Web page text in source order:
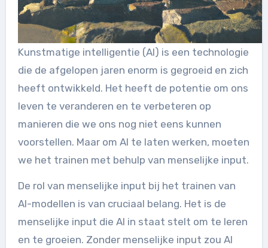
Kunstmatige intelligentie (AI) is een technologie
die de afgelopen jaren enorm is gegroeid en zich
heeft ontwikkeld. Het heeft de potentie om ons
leven te veranderen en te verbeteren op
manieren die we ons nog niet eens kunnen
voorstellen. Maar om AI te laten werken, moeten
we het trainen met behulp van menselijke input.
De rol van menselijke input bij het trainen van
AI-modellen is van cruciaal belang. Het is de
menselijke input die AI in staat stelt om te leren
en te groeien. Zonder menselijke input zou AI